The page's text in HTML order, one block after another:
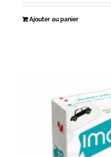
Ajouter au panier